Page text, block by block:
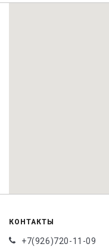
КОНТАКТЫ
+7(926)720-11-09